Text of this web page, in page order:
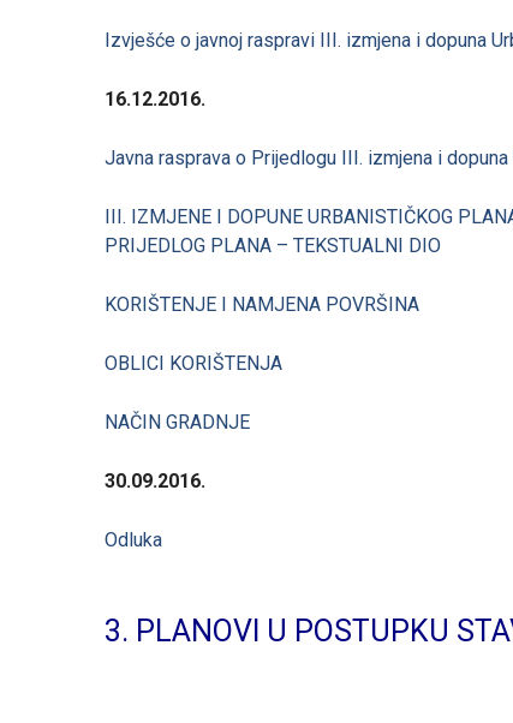
Izvješće o javnoj raspravi III. izmjena i dopuna
16.12.2016.
Javna rasprava o Prijedlogu III. izmjena i
III. IZMJENE I DOPUNE URBANISTIČKOG
PRIJEDLOG PLANA – TEKSTUALNI DIO
KORIŠTENJE I NAMJENA POVRŠINA
OBLICI KORIŠTENJA
NAČIN GRADNJE
30.09.2016.
Odluka
3. PLANOVI U POSTUPKU